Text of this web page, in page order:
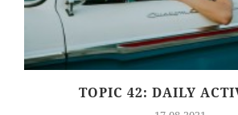
TOPIC 42: DAILY